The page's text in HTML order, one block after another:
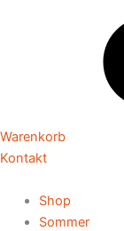
Warenkorb
Kontakt
Shop
Sommer